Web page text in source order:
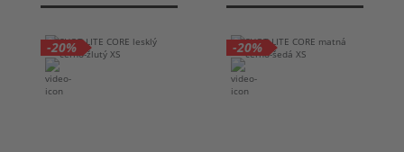
-20% -20%